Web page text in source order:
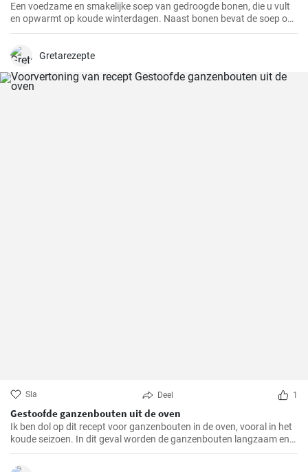
Een voedzame en smakelijke soep van gedroogde bonen, die u vult
en opwarmt op koude winterdagen. Naast bonen bevat de soep ook
aardappelen, wortelen en uien, die het een rijke smaak en geur
Gretarezepte
Sla Deel 1
Gestoofde ganzenbouten uit de oven
Ik ben dol op dit recept voor ganzenbouten in de oven, vooral in het
koude seizoen. In dit geval worden de ganzenbouten langzaam en
zachtjes geroosterd in de oven, waardoor ze bijzonder mals en
sappig worden. Een echte traktatie voor het gehemelte en altijd een